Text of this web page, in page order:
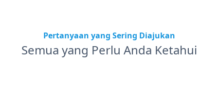
Pertanyaan yang Sering Diajukan
Semua yang Perlu Anda Ketahui